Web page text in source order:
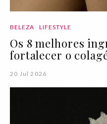
BELEZA LIFESTYLE
Os 8 melhores
fortalecer o
20 Jul 2026